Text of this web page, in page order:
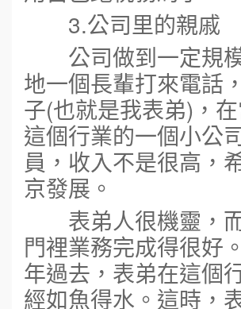
3.公司里的親戚
公司做到一定規
地一個長輩打來電話
子(也就是我表弟)，
這個行業的一個小公
員，收入不是很高，
京發展。
表弟人很機靈，
門裡業務完成得很好
年過去，表弟在這個
經如魚得水。這時，